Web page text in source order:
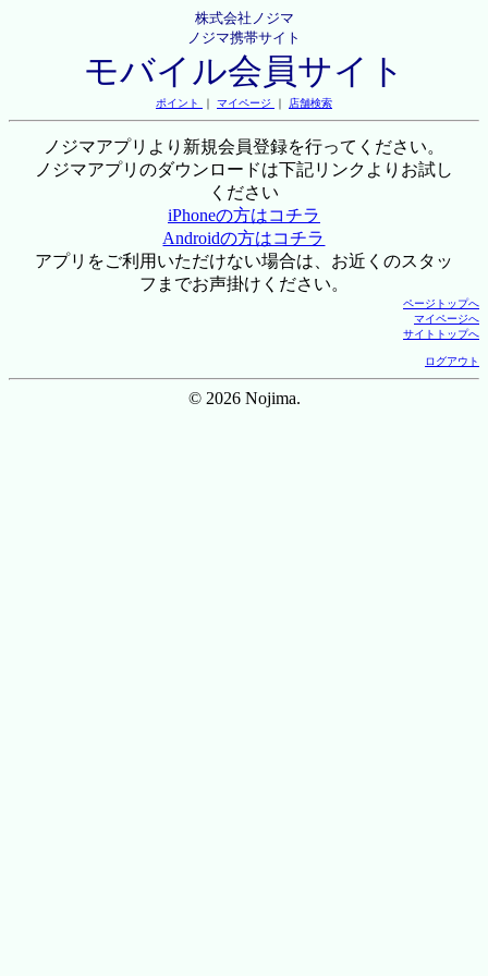
株式会社ノジマ
ノジマ携帯サイト
モバイル会員サイト
ポイント ｜ マイページ ｜ 店舗検索
ノジマアプリより新規会員登録を行ってください。
ノジマアプリのダウンロードは下記リンクよりお試し
ください
iPhoneの方はコチラ
Androidの方はコチラ
アプリをご利用いただけない場合は、お近くのスタッ
フまでお声掛けください。
ページトップへ
マイページへ
サイトトップへ
ログアウト
© 2026 Nojima.